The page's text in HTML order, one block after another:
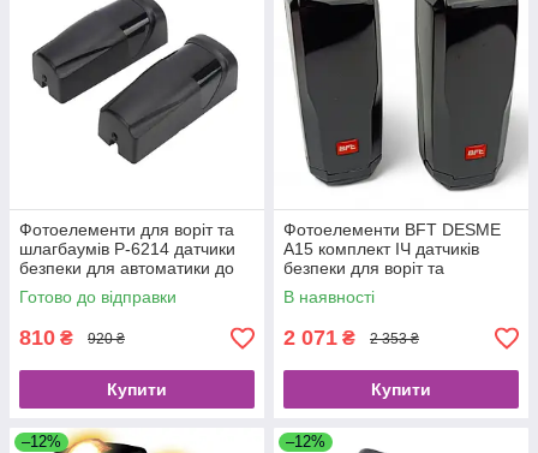
Фотоелементи для воріт та
шлагбаумів P-6214 датчики
безпеки для автоматики до
12 м
Готово до відправки
810 ₴ 920 ₴
Купити
Фотоелементи BFT DESME
A15 комплект ІЧ датчиків
безпеки для воріт та
шлагбаумів до 30м
В наявності
2 071 ₴ 2 353 ₴
Купити
–12% –12%